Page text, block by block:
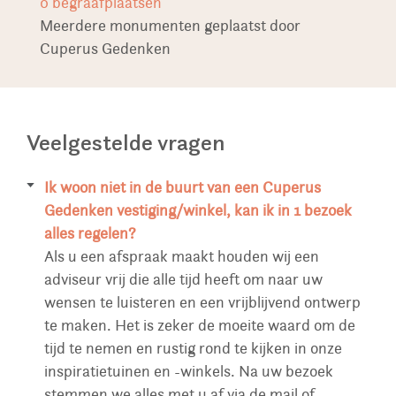
Meerdere monumenten geplaatst door
Cuperus Gedenken
Veelgestelde vragen
Ik woon niet in de buurt van een Cuperus
Gedenken vestiging/winkel, kan ik in 1 bezoek
alles regelen?
Als u een afspraak maakt houden wij een
adviseur vrij die alle tijd heeft om naar uw
wensen te luisteren en een vrijblijvend ontwerp
te maken. Het is zeker de moeite waard om de
tijd te nemen en rustig rond te kijken in onze
inspiratietuinen en -winkels. Na uw bezoek